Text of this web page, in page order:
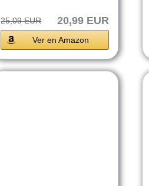
25,09 EUR 20,99 EUR
Ver en Amazon